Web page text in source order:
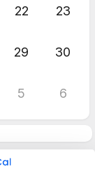
22 23
29 30
5 6